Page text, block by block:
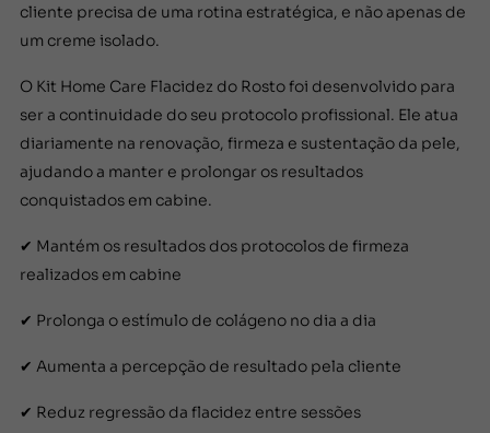
cliente precisa de uma rotina estratégica, e não apenas de
um creme isolado.
O Kit Home Care Flacidez do Rosto foi desenvolvido para
ser a continuidade do seu protocolo profissional. Ele atua
diariamente na renovação, firmeza e sustentação da pele,
ajudando a manter e prolongar os resultados
conquistados em cabine.
✔ Mantém os resultados dos protocolos de firmeza
realizados em cabine
✔ Prolonga o estímulo de colágeno no dia a dia
✔ Aumenta a percepção de resultado pela cliente
✔ Reduz regressão da flacidez entre sessões